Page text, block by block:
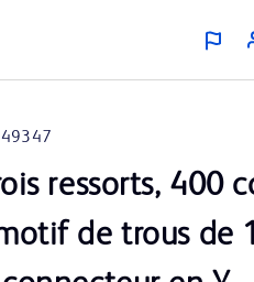
ressorts, 400
de trous de